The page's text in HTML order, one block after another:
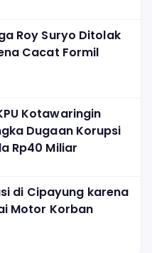
Roy Suryo Ditolak
Cacat Formil
Kotawaringin
Dugaan Korupsi
Rp40 Miliar
di Cipayung karena
Motor Korban